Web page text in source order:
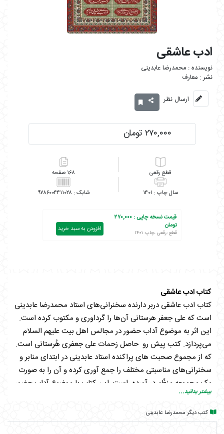
ادب عاشقی
محمدرضا عابدینی
معارف
ارسال نظر
۲۷۰,۰۰۰ تومان
رقعی ۱۶۸
۱۴۰۱ ۹۷۸۶۰۰۴۴۱۱۰۲۸
قیمت نسخه چاپی :۲۷۰,۰۰۰
تومان
قطع :رقعی ،چاپ: ۱۴۰۱ افزودن به سبد خرید
کتاب ادب عاشقی
کتاب ادب عاشقی دربر دارنده سخنرانی‌های استاد محمدرضا عابدینی
است که علی جعفر هرستانی آن‌ها را گرداوری و مکتوب کرده است.
این اثر به موضوع آداب حضور در مجالس اهل بیت علیهم السلام
می‌پردازد. کتب پیش رو حاصل زحمات علی جعفری هُرستانی است.
که از مجموع صحبت های پراکنده استاد عابدینی در ابتدای منابر و
سخنرانی‌های مناسبتی مختلف را جمع آوری کرده و آن را به صورت
یک مجموعه منظّم در آورده است. این کتاب با موضوع آداب حضور
در مجالس اهل بیت (ع) و ناظر به مخاطب و شرکت کننده در
مجالس اهل بیت (ع) برای استفاده هر چه بیشتر و بهتر از این
مجالس تدوین شده است. این اثر جلد اوّل از مجموعه ای دو جلدی
بیشتر بدانید...
کتب دیگر محمدرضا عابدینی